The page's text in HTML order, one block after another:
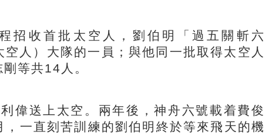
收首批太空人，劉伯明「過五關斬六
人）大隊的一員；與他同一批取得太空人
等共14人。
送上太空。兩年後，神舟六號載着費俊
一直刻苦訓練的劉伯明終於等來飛天的機